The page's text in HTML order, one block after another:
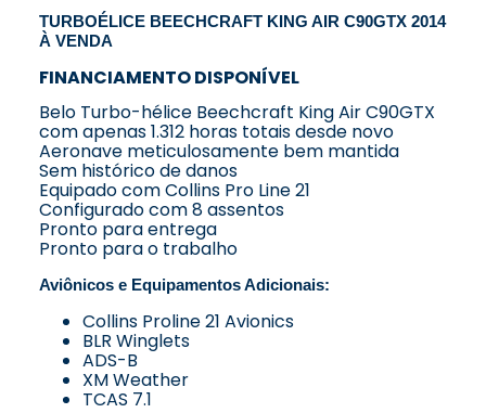
TURBOÉLICE BEECHCRAFT KING AIR C90GTX 2014
À VENDA
FINANCIAMENTO DISPONÍVEL
Belo Turbo-hélice Beechcraft King Air C90GTX
com apenas 1.312 horas totais desde novo
Aeronave meticulosamente bem mantida
Sem histórico de danos
Equipado com Collins Pro Line 21
Configurado com 8 assentos
Pronto para entrega
Pronto para o trabalho
Aviônicos e Equipamentos Adicionais:
Collins Proline 21 Avionics
BLR Winglets
ADS-B
XM Weather
TCAS 7.1